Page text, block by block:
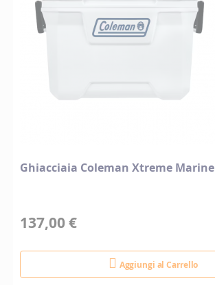
Ghiacciaia Coleman Xtreme Marine
137,00 €
Aggiungi al Carrello